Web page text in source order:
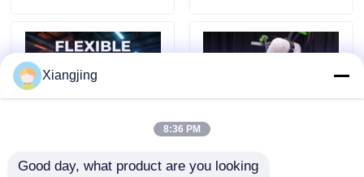
ব্লগ
শিল্প রোবট হাত
Xiangjing
8:36 PM
Good day, what product are you looking